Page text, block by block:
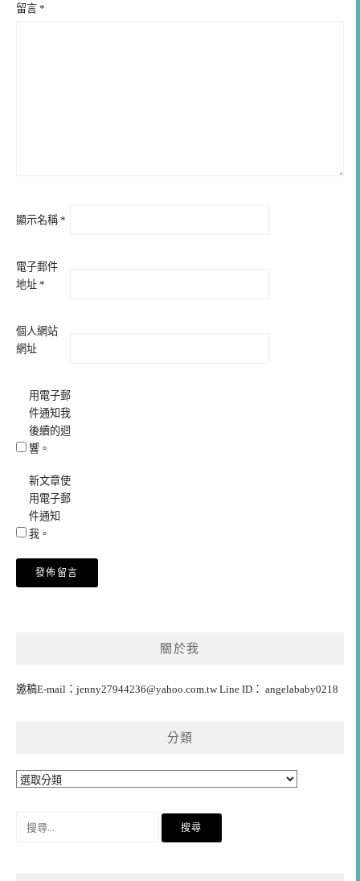
留言 *
顯示名稱 *
電子郵件
地址 *
個人網站
網址
用電子郵
件通知我
後續的迴
響。
新文章使
用電子郵
件通知
我。
關於我
邀稿E-mail： jenny27944236@yahoo.com.twLine ID： angelababy0218
分類
分